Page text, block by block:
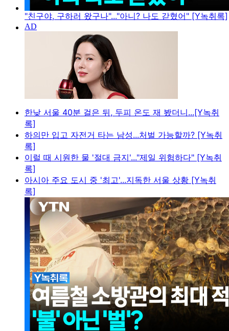
"친구야, 구하러 왔구나"..."아니? 나도 갇혔어" [Y녹취록]
한낮 서울 40분 걸은 뒤, 두피 온도 재 봤더니...[Y녹취
록]
하의만 입고 자전거 타는 남성...처벌 가능할까? [Y녹취
록]
이럴 때 시원한 물 '절대 금지'..."제일 위험하다" [Y녹취
록]
아시아 주요 도시 중 '최고'...지독한 서울 상황 [Y녹취
록]